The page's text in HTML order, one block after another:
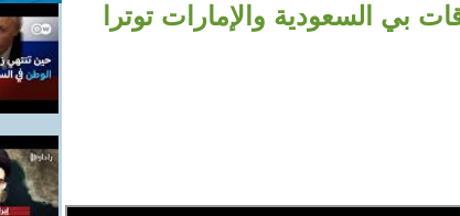
بي السعودية والإمارات توترا